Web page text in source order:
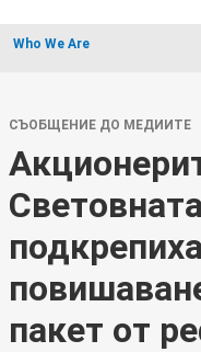
Who We Are
СЪОБЩЕНИЕ ДО МЕДИИТЕ
пакет от